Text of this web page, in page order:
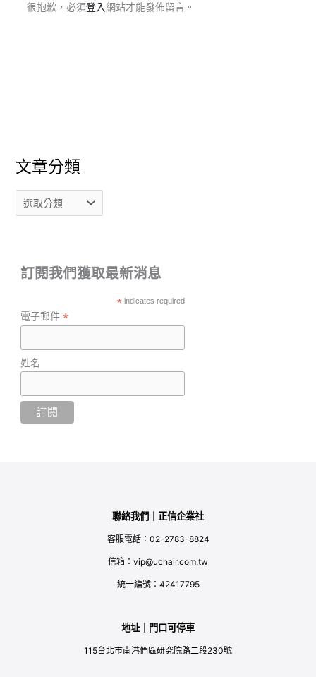
很抱歉，必須登入網站才能發佈留言。
文章分類
訂閱我們獲取最新消息
*indicates required
電子郵件*
姓名
聯絡我們｜正信企業社
客服電話：02-2783-8824
信箱：vip@uchair.com.tw
統一編號：42417795
地址｜門口可停車
115台北市南港們區研究院路二段230號